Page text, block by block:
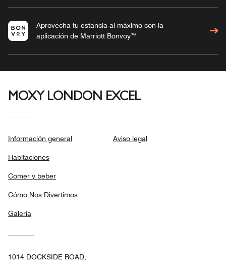
Aprovecha tu estancia al máximo con la
aplicación de Marriott Bonvoy™
MOXY LONDON EXCEL
Información general
Habitaciones
Comer y beber
Cómo Nos Divertimos
Galería
Aviso legal
1014 DOCKSIDE ROAD,